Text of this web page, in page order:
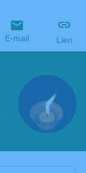
E-mail Lien